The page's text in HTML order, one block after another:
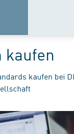
kaufen
kaufen bei